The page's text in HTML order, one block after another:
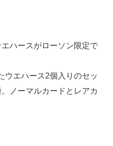
ハースがローソン限定で
ウエハース2個入りのセッ
ノーマルカードとレアカ